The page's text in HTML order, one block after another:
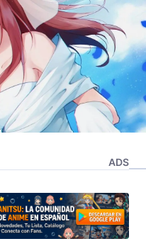
ADS